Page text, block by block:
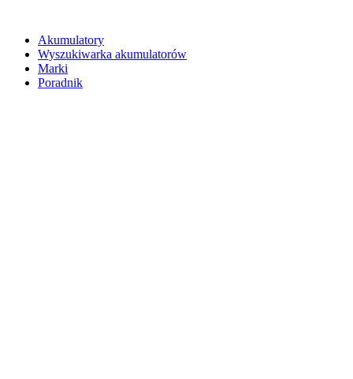
Akumulatory
Wyszukiwarka akumulatorów
Marki
Poradnik